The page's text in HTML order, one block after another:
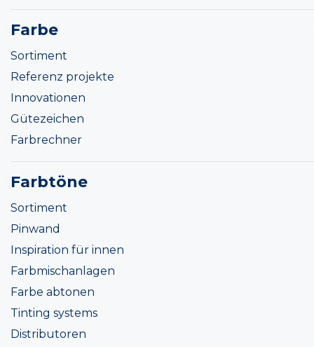
Farbe
Sortiment
Referenz projekte
Innovationen
Gütezeichen
Farbrechner
Farbtöne
Sortiment
Pinwand
Inspiration für innen
Farbmischanlagen
Farbe abtonen
Tinting systems
Distributoren